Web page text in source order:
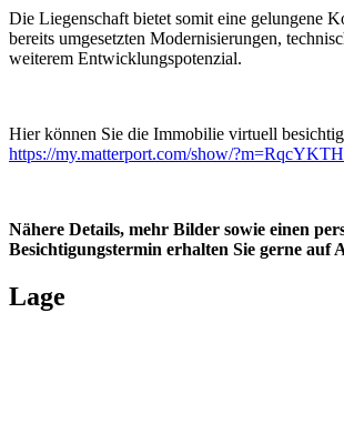
Die Liegenschaft bietet somit eine gelungene
bereits umgesetzten Modernisierungen,
weiterem Entwicklungspotenzial.
Hier können Sie die Immobilie virtuell
https://my.matterport.com/show/
Nähere Details, mehr Bilder sowie einen
Besichtigungstermin erhalten Sie gerne auf
Lage